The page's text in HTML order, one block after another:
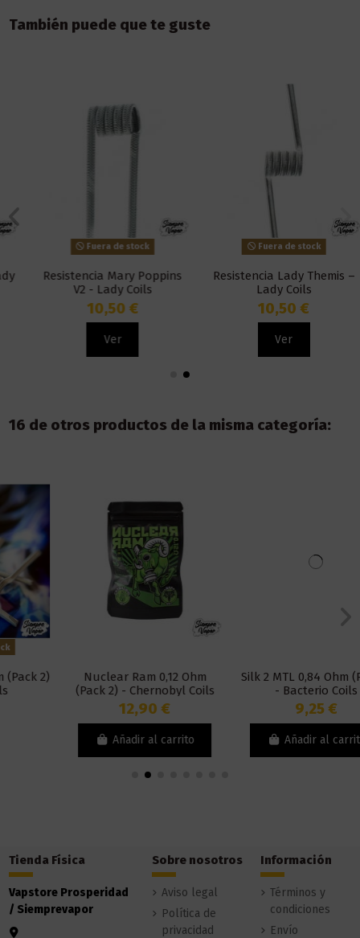
También puede que te guste
Fuera de stock
Resistencia Mary Poppins
V2 - Lady Coils
10,50 €
Fuera de stock
Resistencia Lady Themis –
Lady Coils
10,50 €
16 de otros productos de la misma categoría:
Nuclear Ram 0,12 Ohm
(Pack 2) - Chernobyl Coils
12,90 €
Añadir al carrito
Silk 2 MTL 0,84 Ohm (Pack2)
- Bacterio Coils
Añadir al carrito
Tienda Física
Vapstore Prosperidad
/ Siemprevapor
Sobre nosotros
Aviso legal
Política de
privacidad
Información
Términos y
condiciones
Envío